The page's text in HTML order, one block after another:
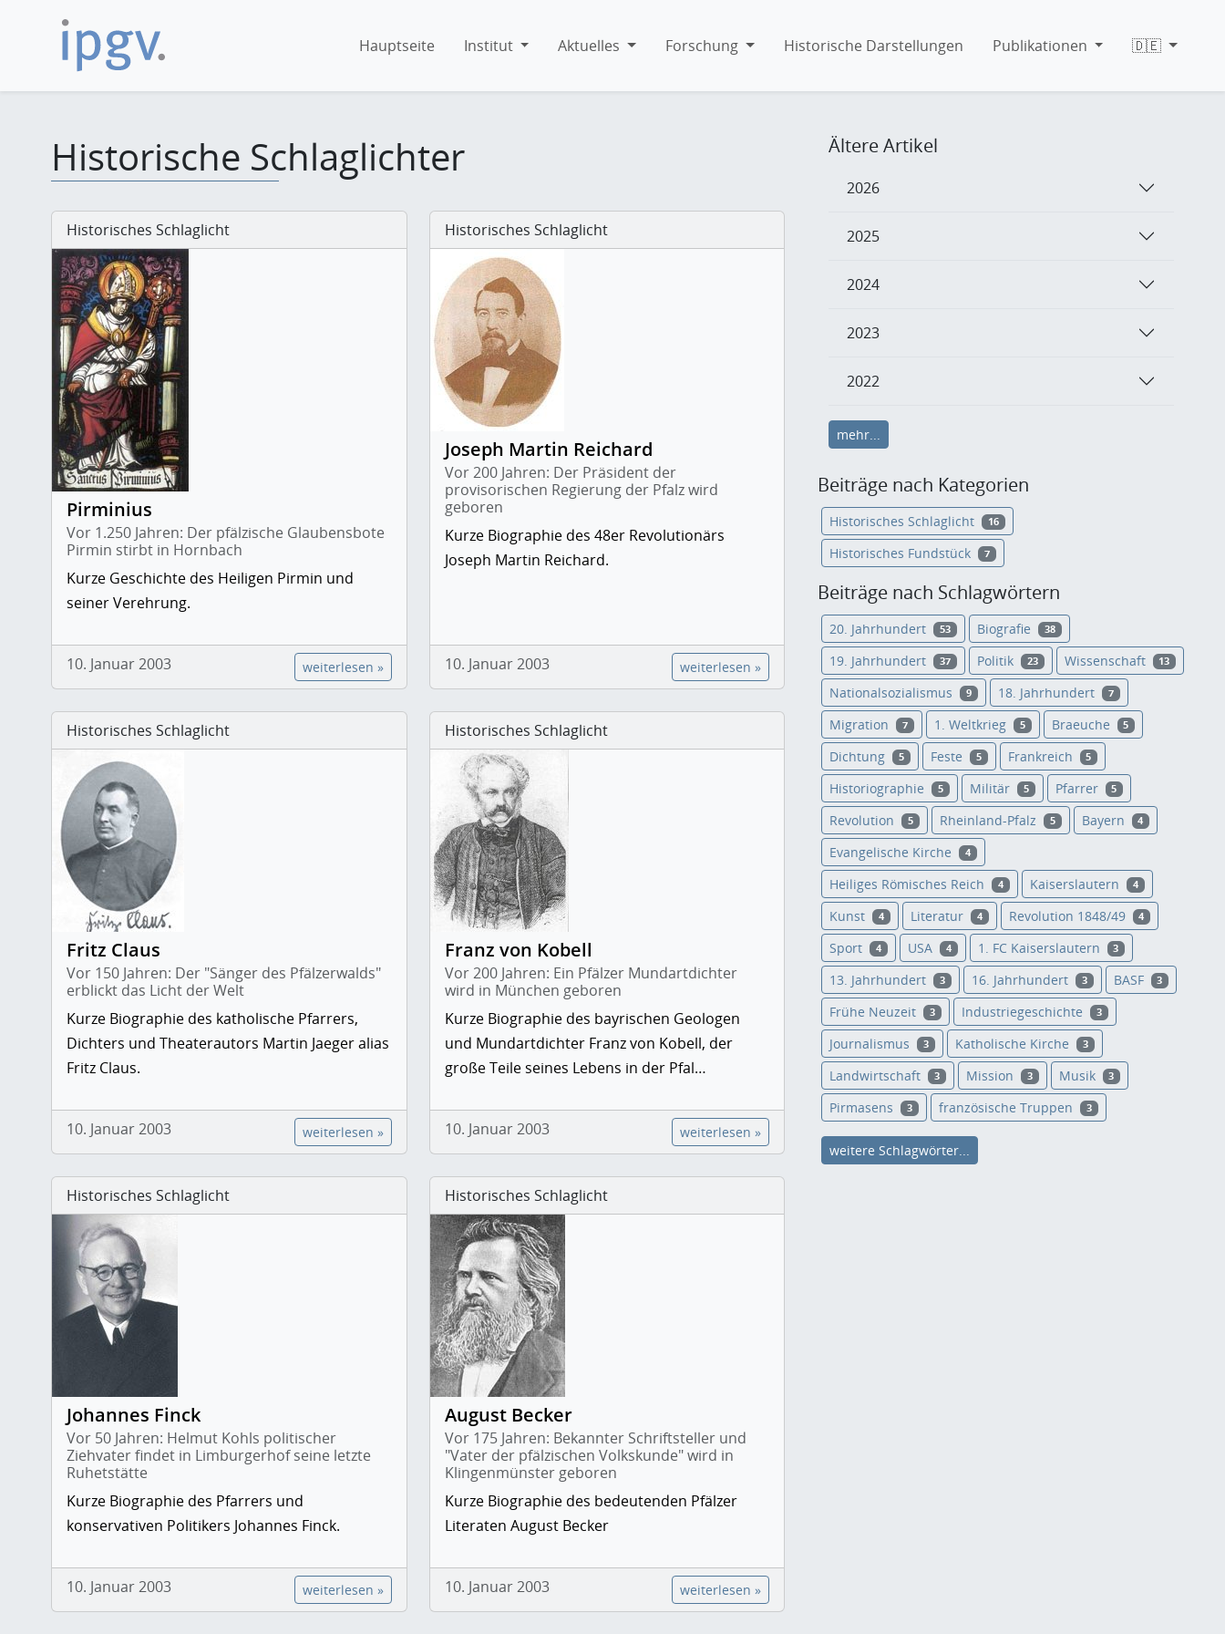
Hauptseite Institut Aktuelles Forschung Historische Darstellungen Publikationen 🇩🇪
Historische Schlaglichter
Historisches Schlaglicht
Pirminius
Vor 1.250 Jahren: Der pfälzische Glaubensbote
Pirmin stirbt in Hornbach
Kurze Geschichte des Heiligen Pirmin und
seiner Verehrung.
10. Januar 2003 weiterlesen »
Historisches Schlaglicht
Joseph Martin Reichard
Vor 200 Jahren: Der Präsident der
provisorischen Regierung der Pfalz wird
geboren
Kurze Biographie des 48er Revolutionärs
Joseph Martin Reichard.
10. Januar 2003 weiterlesen »
Historisches Schlaglicht
Fritz Claus
Vor 150 Jahren: Der "Sänger des Pfälzerwalds"
erblickt das Licht der Welt
Kurze Biographie des katholische Pfarrers,
Dichters und Theaterautors Martin Jaeger alias
Fritz Claus.
10. Januar 2003 weiterlesen »
Historisches Schlaglicht
Franz von Kobell
Vor 200 Jahren: Ein Pfälzer Mundartdichter
wird in München geboren
Kurze Biographie des bayrischen Geologen
und Mundartdichter Franz von Kobell, der
große Teile seines Lebens in der Pfal…
10. Januar 2003 weiterlesen »
Historisches Schlaglicht
Johannes Finck
Vor 50 Jahren: Helmut Kohls politischer
Ziehvater findet in Limburgerhof seine letzte
Ruhetstätte
Kurze Biographie des Pfarrers und
konservativen Politikers Johannes Finck.
10. Januar 2003 weiterlesen »
Historisches Schlaglicht
August Becker
Vor 175 Jahren: Bekannter Schriftsteller und
"Vater der pfälzischen Volkskunde" wird in
Klingenmünster geboren
Kurze Biographie des bedeutenden Pfälzer
Literaten August Becker
10. Januar 2003 weiterlesen »
Ältere Artikel
2026
2025
2024
2023
2022
mehr...
Beiträge nach Kategorien
Historisches Schlaglicht 16
Historisches Fundstück 7
Beiträge nach Schlagwörtern
20. Jahrhundert 53 Biografie 38
19. Jahrhundert 37 Politik 23 Wissenschaft 13
Nationalsozialismus 9 18. Jahrhundert 7
Migration 7 1. Weltkrieg 5 Braeuche 5
Dichtung 5 Feste 5 Frankreich 5
Historiographie 5 Militär 5 Pfarrer 5
Revolution 5 Rheinland-Pfalz 5 Bayern 4
Evangelische Kirche 4
Heiliges Römisches Reich 4 Kaiserslautern 4
Kunst 4 Literatur 4 Revolution 1848/49 4
Sport 4 USA 4 1. FC Kaiserslautern 3
13. Jahrhundert 3 16. Jahrhundert 3 BASF 3
Frühe Neuzeit 3 Industriegeschichte 3
Journalismus 3 Katholische Kirche 3
Landwirtschaft 3 Mission 3 Musik 3
Pirmasens 3 französische Truppen 3
weitere Schlagwörter...